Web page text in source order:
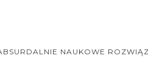
NAUKOWE